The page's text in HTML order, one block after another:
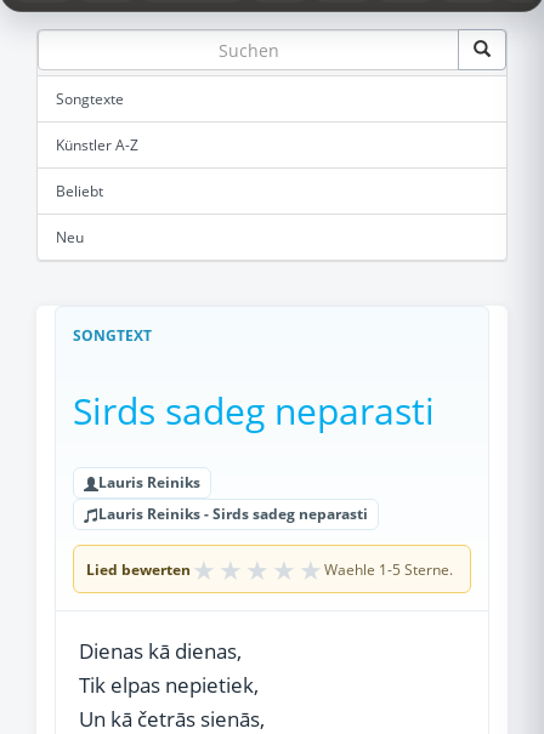
Songtexte
Künstler A-Z
Beliebt
Neu
SONGTEXT
Sirds sadeg neparasti
Lauris Reiniks
Lauris Reiniks - Sirds sadeg neparasti
Lied bewerten ★ ★ ★ ★ ★ Waehle 1-5 Sterne.
Dienas kā dienas,
Tik elpas nepietiek,
Un kā četrās sienās,